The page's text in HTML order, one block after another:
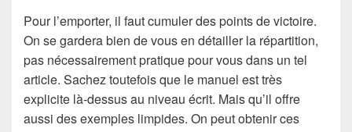
Pour l’emporter, il faut cumuler des points de victoire.
On se gardera bien de vous en détailler la répartition,
pas nécessairement pratique pour vous dans un tel
article. Sachez toutefois que le manuel est très
explicite là-dessus au niveau écrit. Mais qu’il offre
aussi des exemples limpides. On peut obtenir ces